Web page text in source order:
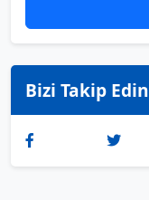
Bizi Takip Edin